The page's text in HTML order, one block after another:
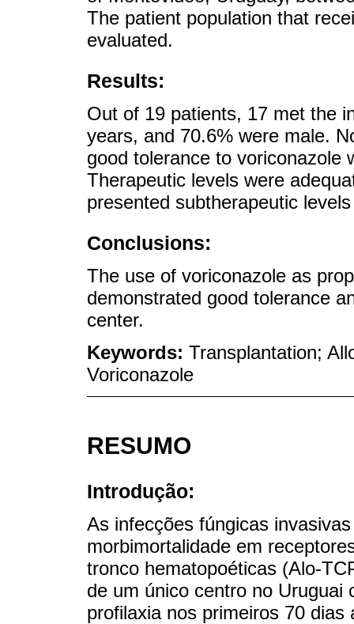
The patient population that
evaluated.
Results:
Out of 19 patients, 17 met the
years, and 70.6% were male.
good tolerance to voriconazole
Therapeutic levels were
presented subtherapeutic
Conclusions:
The use of voriconazole as
demonstrated good tolerance
center.
Keywords: Transplantation;
Voriconazole
RESUMO
Introdução:
As infecções fúngicas
morbimortalidade em
tronco hematopoéticas (Alo-
de um único centro no Uruguai
profilaxia nos primeiros 70 dias